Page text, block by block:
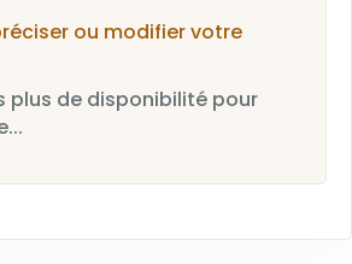
ou modifier votre
plus de disponibilité pour